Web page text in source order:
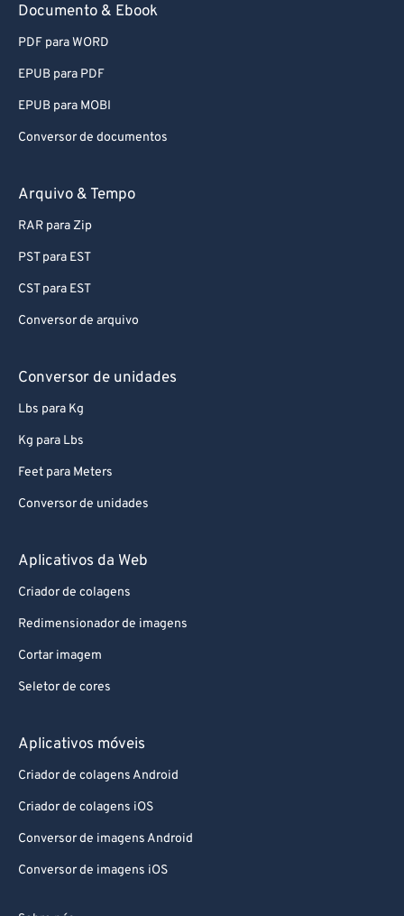
Documento & Ebook
PDF para WORD
EPUB para PDF
EPUB para MOBI
Conversor de documentos
Arquivo & Tempo
RAR para Zip
PST para EST
CST para EST
Conversor de arquivo
Conversor de unidades
Lbs para Kg
Kg para Lbs
Feet para Meters
Conversor de unidades
Aplicativos da Web
Criador de colagens
Redimensionador de imagens
Cortar imagem
Seletor de cores
Aplicativos móveis
Criador de colagens Android
Criador de colagens iOS
Conversor de imagens Android
Conversor de imagens iOS